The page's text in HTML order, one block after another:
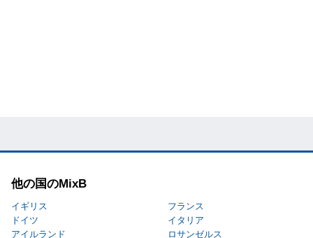
他の国のMixB
イギリス
フランス
ドイツ
イタリア
アイルランド
ロサンゼルス